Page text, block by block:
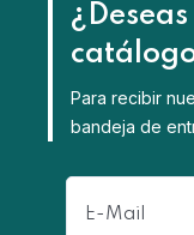
Para recibir
bandeja de